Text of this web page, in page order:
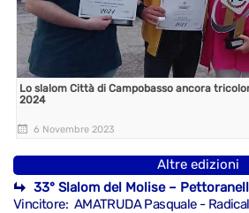
Lo slalom Città di Campobasso ancora
2024
6 Novembre 2023
Altre edizioni
33° Slalom del Molise –
Vincitore: AMATRUDA Pasquale -